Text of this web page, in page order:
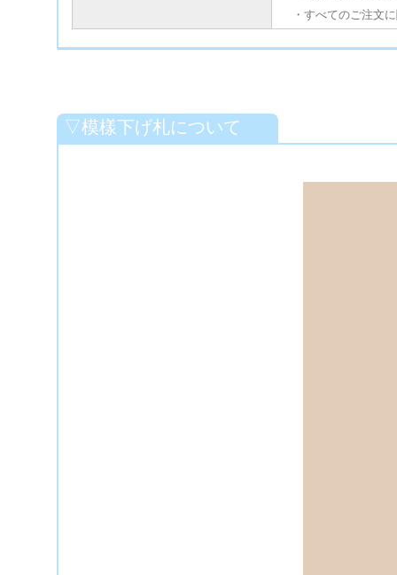
・すべてのご注文に
▽模樣下げ札について